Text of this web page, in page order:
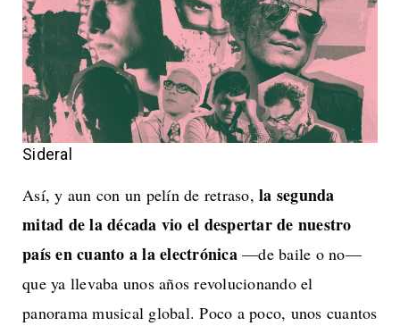
Sideral
Así, y aun con un pelín de retraso, la segunda
mitad de la década vio el despertar de nuestro
país en cuanto a la electrónica—de baile o no—
que ya llevaba unos años revolucionando el
panorama musical global. Poco a poco, unos cuantos